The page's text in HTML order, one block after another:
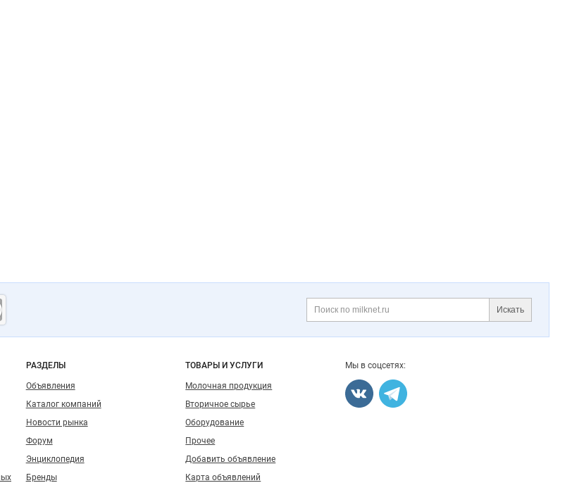
Искать
РАЗДЕЛЫ
Объявления
Каталог компаний
Новости рынка
Форум
Энциклопедия
Бренды
ТОВАРЫ И УСЛУГИ
Молочная продукция
Вторичное сырье
Оборудование
Прочее
Добавить объявление
Карта объявлений
Мы в соцсетях: